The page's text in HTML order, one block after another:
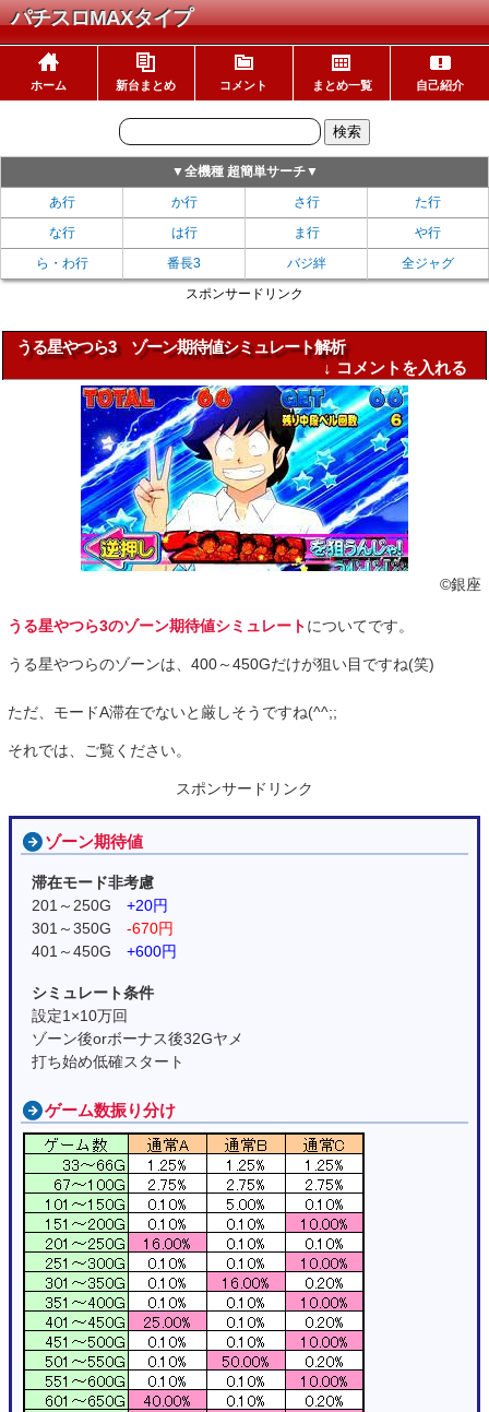
パチスロMAXタイプ
ホーム 新台まとめ コメント まとめ一覧 自己紹介
▼全機種 超簡単サーチ▼
あ行
か行 さ行
た行
な行
は行 ま行
や行
ら・わ行
番長3 バジ絆
全ジャグ
スポンサードリンク
うる星やつら3 ゾーン期待値シミュレート解析
↓ コメントを入れる
©銀座
うる星やつら3のゾーン期待値シミュレートについてです。
うる星やつらのゾーンは、400～450Gだけが狙い目ですね(笑)
ただ、モードA滞在でないと厳しそうですね(^^;;
それでは、ご覧ください。
スポンサードリンク
ゾーン期待値
滞在モード非考慮
201～250G +20円
301～350G -670円
401～450G +600円
シミュレート条件
設定1×10万回
ゾーン後orボーナス後32Gヤメ
打ち始め低確スタート
ゲーム数振り分け